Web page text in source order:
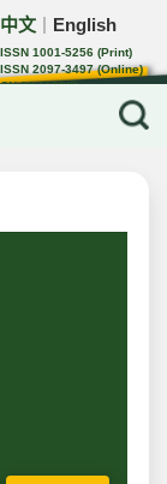
中文 English
ISSN 1001-5256 (Print)
ISSN 2097-3497 (Online)
CN 22-1108/R